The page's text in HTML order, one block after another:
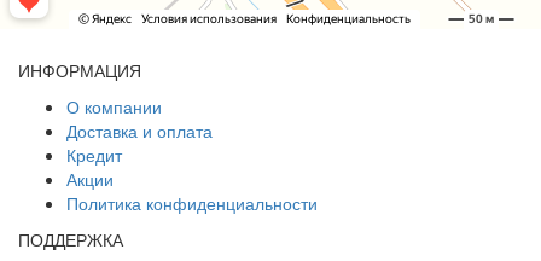
ИНФОРМАЦИЯ
О компании
Доставка и оплата
Кредит
Акции
Политика конфиденциальности
ПОДДЕРЖКА